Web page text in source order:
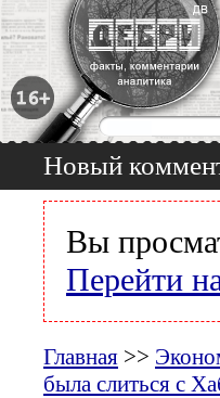
Новый
Вы
Перейти
Главная >>
была слиться с